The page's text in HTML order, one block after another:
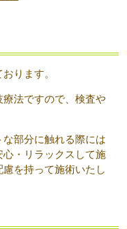
ります。
法ですので、検査や
部分に触れる際には
・リラックスして施
を持って施術いたし